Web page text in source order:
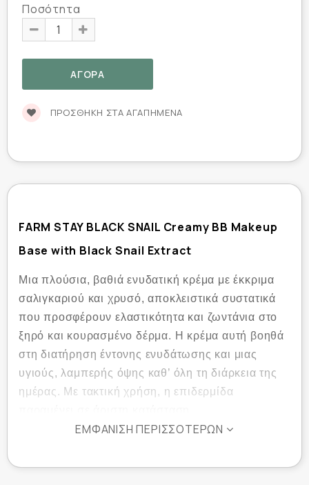
Ποσότητα
ΠΡΟΣΘΉΚΗ ΣΤΑ ΑΓΑΠΗΜΈΝΑ
FARM STAY BLACK SNAIL Creamy BB Makeup
Base with Black Snail Extract
Μια πλούσια, βαθιά ενυδατική κρέμα με έκκριμα
σαλιγκαριού και χρυσό, αποκλειστικά συστατικά
που προσφέρουν ελαστικότητα και ζωντάνια στο
ξηρό και κουρασμένο δέρμα. Η κρέμα αυτή βοηθά
στη διατήρηση έντονης ενυδάτωσης και μιας
υγιούς, λαμπερής όψης καθ’ όλη τη διάρκεια της
ημέρας. Με τακτική χρήση, η επιδερμίδα
Η κορεάτικη BB Cream FARMSTAY BLACK SNAIL
ΕΜΦΆΝΙΣΗ ΠΕΡΙΣΣΌΤΕΡΩΝ